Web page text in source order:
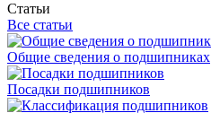
Статьи
Все статьи
Общие сведения о подшипниках
Посадки подшипников